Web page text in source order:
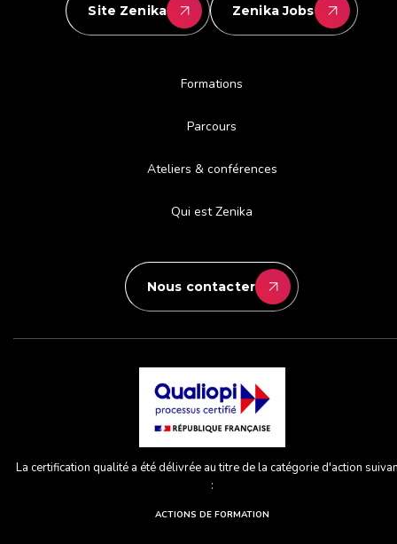
Site Zenika Zenika Jobs
Formations
Parcours
Ateliers & conférences
Qui est Zenika
Nous contacter
La certification qualité a été délivrée au titre de la catégorie d'action
:
ACTIONS DE FORMATION